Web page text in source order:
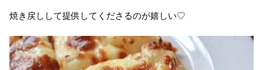
焼き戻しして提供してくださるのが嬉しい♡